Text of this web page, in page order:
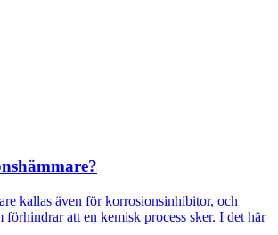
kallas även för korrosionsinhibitor, och
förhindrar att en kemisk process sker. I det här